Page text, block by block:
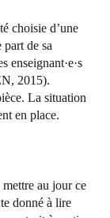
choisie d’une
de sa
enseignant·e·s
2015).
La situation
en place.
au jour ce
donné à lire